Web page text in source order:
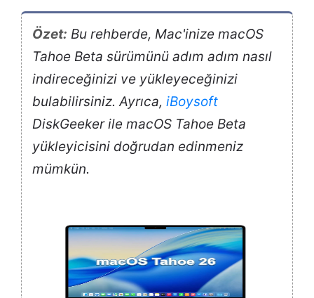
Özet: Bu rehberde, Mac'inize macOS
Tahoe Beta sürümünü adım adım nasıl
indireceğinizi ve yükleyeceğinizi
bulabilirsiniz. Ayrıca, iBoysoft
DiskGeeker ile macOS Tahoe Beta
yükleyicisini doğrudan edinmeniz
mümkün.